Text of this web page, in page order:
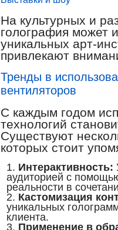
На культурных и
голография может
уникальных арт-
привлекают
Тренды в
вентиляторов
С каждым годом
технологий
Существуют
которых стоит
Интерактивность:
аудиторией с
реальности в
Кастомизация
уникальных
клиента.
Применение в